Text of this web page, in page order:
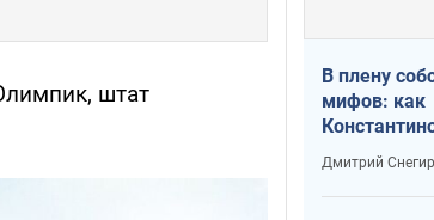
штат
В плену
мифов: как
главной
ловушкой
оккупантов
Дмитрий